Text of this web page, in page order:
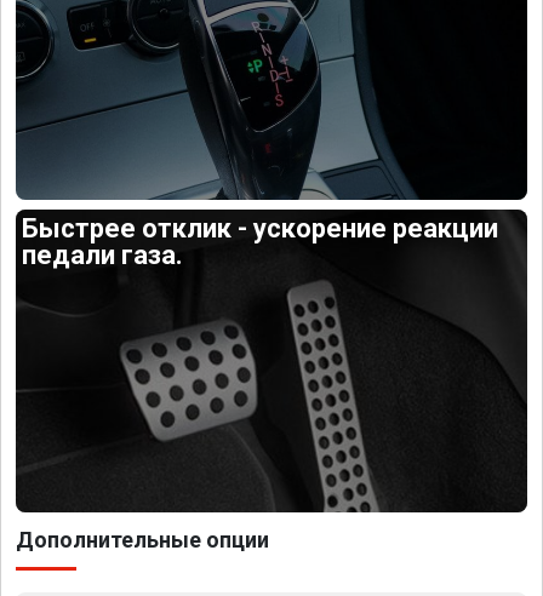
Быстрее отклик - ускорение реакции
педали газа.
Дополнительные опции